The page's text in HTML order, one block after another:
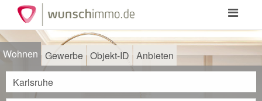
Toggle
Wohnen Gewerbe Objekt-ID Anbieten